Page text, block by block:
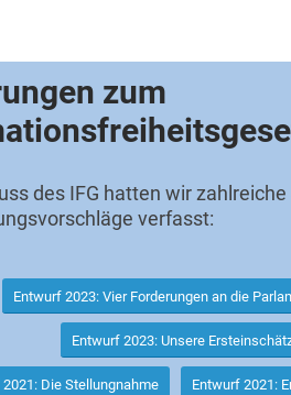
zum
des IFG hatten wir
verfasst:
Entwurf 2023: Vier Forderungen an die
Entwurf 2023: Unsere
Die Stellungnahme Entwurf 2021: